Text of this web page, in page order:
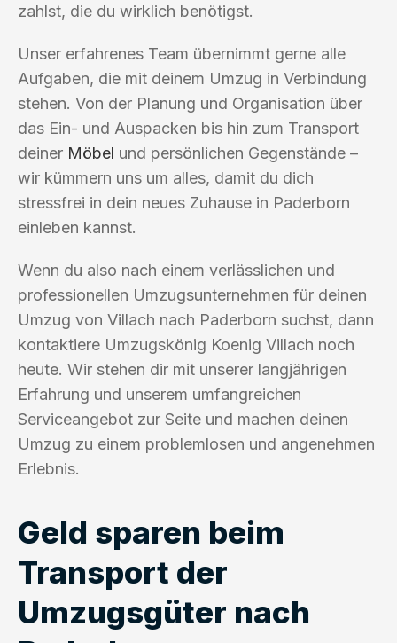
zahlst, die du wirklich benötigst.
Unser erfahrenes Team übernimmt gerne alle
Aufgaben, die mit deinem Umzug in Verbindung
stehen. Von der Planung und Organisation über
das Ein- und Auspacken bis hin zum Transport
deiner Möbel und persönlichen Gegenstände –
wir kümmern uns um alles, damit du dich
stressfrei in dein neues Zuhause in Paderborn
einleben kannst.
Wenn du also nach einem verlässlichen und
professionellen Umzugsunternehmen für deinen
Umzug von Villach nach Paderborn suchst, dann
kontaktiere Umzugskönig Koenig Villach noch
heute. Wir stehen dir mit unserer langjährigen
Erfahrung und unserem umfangreichen
Serviceangebot zur Seite und machen deinen
Umzug zu einem problemlosen und angenehmen
Erlebnis.
Geld sparen beim
Transport der
Umzugsgüter nach